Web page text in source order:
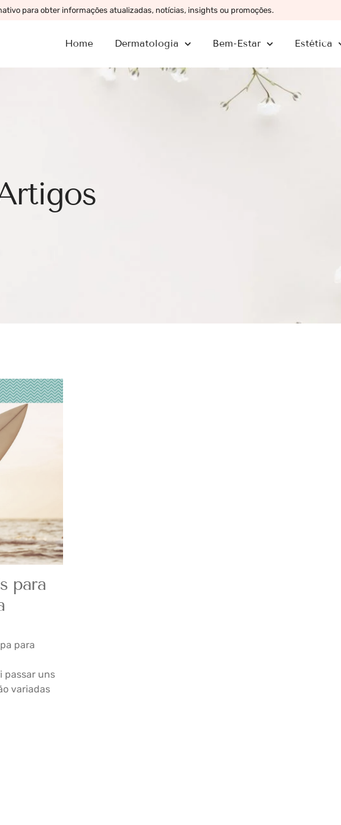
para obter informações atualizadas, notícias, insights ou promoções.
Home Dermatologia Bem-Estar Estética
para
para
passar uns
variadas